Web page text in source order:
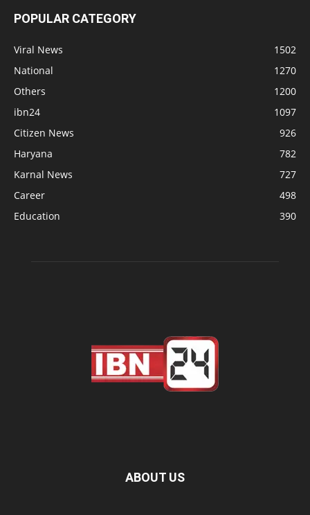
POPULAR CATEGORY
Viral News
1502
National
1270
Others
1200
ibn24
1097
Citizen News
926
Haryana
782
Karnal News
727
Career
498
Education
390
ABOUT US